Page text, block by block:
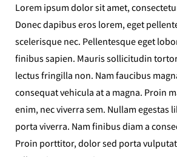
Lorem ipsum dolor sit amet,
Donec dapibus eros lorem, eget
scelerisque nec. Pellentesque eget
finibus sapien. Mauris sollicitudin
lectus fringilla non. Nam faucibus
consequat vehicula at a magna. Proin
enim, nec viverra sem. Nullam egestas
porta viverra. Nam finibus diam a
Proin porttitor, dolor sed porta